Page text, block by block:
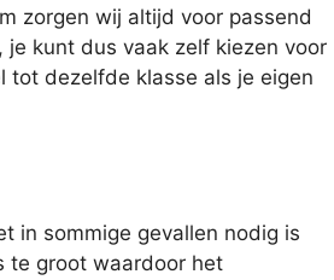
zorgen wij altijd voor passend
kunt dus vaak zelf kiezen voor
dezelfde klasse als je eigen
in sommige gevallen nodig is
te groot waardoor het